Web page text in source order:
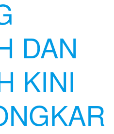
DAN
KINI